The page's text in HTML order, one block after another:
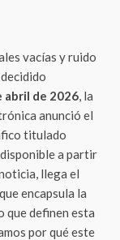
vacías y ruido
abril de 2026, la
anunció el
titulado
disponible a partir
llega el
encapsula la
que definen esta
por qué este